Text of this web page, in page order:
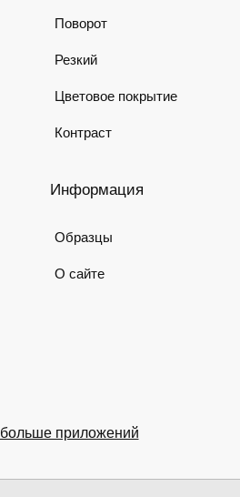
Поворот
Резкий
Цветовое покрытие
Контраст
Информация
Образцы
О сайте
больше приложений